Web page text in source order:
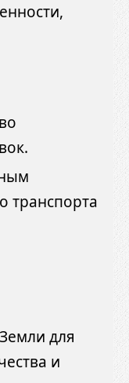
транспорта
для
и